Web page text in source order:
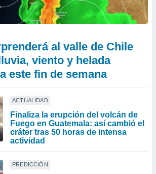
al valle de Chile
viento y helada
este fin de semana
ACTUALIDAD
Finaliza la erupción del volcán de
Fuego en Guatemala: así cambió el
cráter tras 50 horas de intensa
actividad
PREDICCIÓN